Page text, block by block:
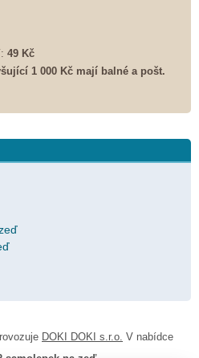
49 Kč
1 000 Kč mají balné a pošt.
DOKI DOKI s.r.o. V nabídce